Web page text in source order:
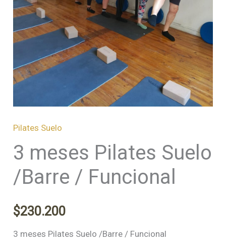
Pilates Suelo
3 meses Pilates Suelo
/Barre / Funcional
$230.200
3 meses Pilates Suelo /Barre / Funcional
cantidad